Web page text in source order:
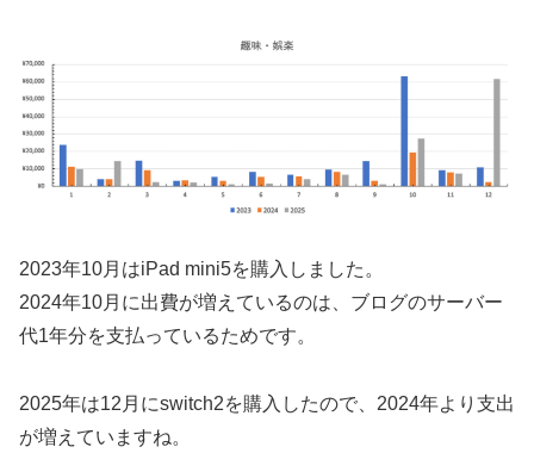
2023年10月はiPad mini5を購入しました。
2024年10月に出費が増えているのは、ブログのサーバー
代1年分を支払っているためです。
2025年は12月にswitch2を購入したので、2024年より支出
が増えていますね。